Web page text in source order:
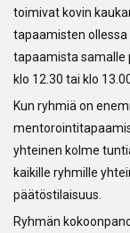
toimivat kovin
tapaamisten ollessa
tapaamista samalle
klo 12.30 tai klo
Kun ryhmiä on
yhteinen kolme
kaikille ryhmille
päätöstilaisuus.
Ryhmän